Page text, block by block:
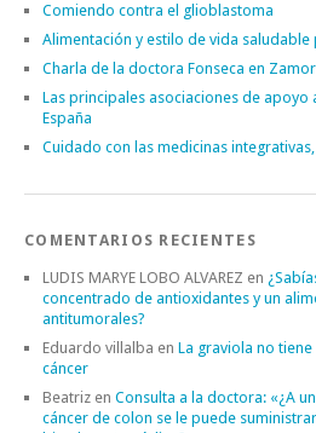
Comiendo contra el glioblastoma
Alimentación y estilo de vida
Charla de la doctora Fonseca en
Las principales asociaciones de apoyo
España
Cuidado con las medicinas
COMENTARIOS RECIENTES
LUDIS MARYE LOBO ALVAREZ en
concentrado de antioxidantes y un
antitumorales?
Eduardo villalba en La graviola no
cáncer
Beatriz en Consulta a la doctora: «¿A
cáncer de colon se le puede